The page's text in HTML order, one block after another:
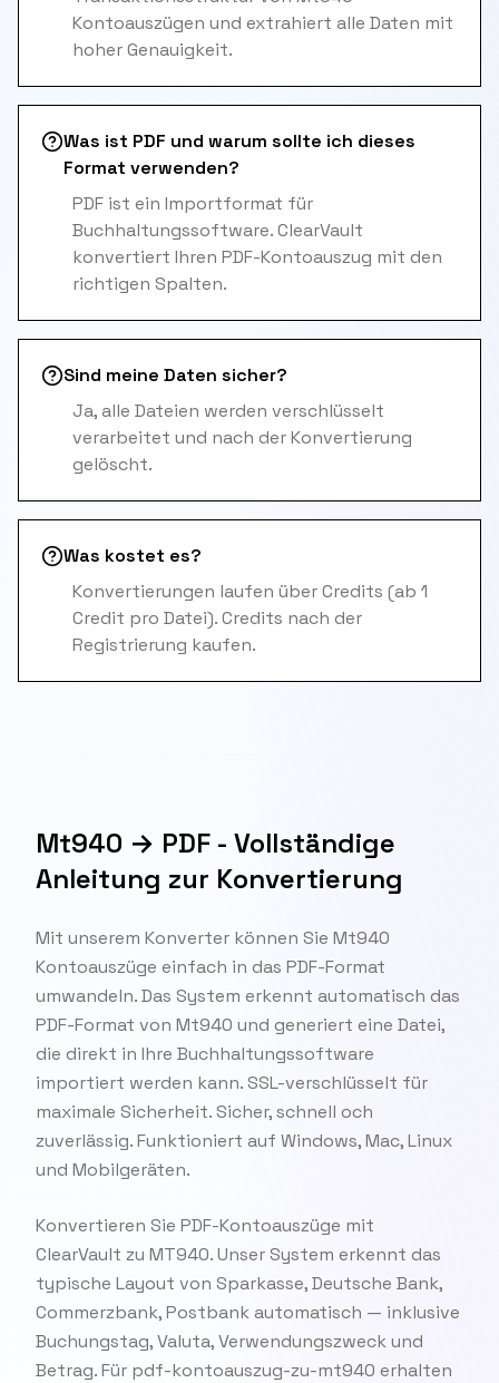
Kontoauszügen und extrahiert alle Daten mit
hoher Genauigkeit.
Was ist PDF und warum sollte ich dieses
Format verwenden?
PDF ist ein Importformat für
Buchhaltungssoftware. ClearVault
konvertiert Ihren PDF-Kontoauszug mit den
richtigen Spalten.
Sind meine Daten sicher?
Ja, alle Dateien werden verschlüsselt
verarbeitet und nach der Konvertierung
gelöscht.
Was kostet es?
Konvertierungen laufen über Credits (ab 1
Credit pro Datei). Credits nach der
Registrierung kaufen.
Mt940 → PDF - Vollständige
Anleitung zur Konvertierung
Mit unserem Konverter können Sie Mt940
Kontoauszüge einfach in das PDF-Format
umwandeln. Das System erkennt automatisch das
PDF-Format von Mt940 und generiert eine Datei,
die direkt in Ihre Buchhaltungssoftware
importiert werden kann. SSL-verschlüsselt für
maximale Sicherheit. Sicher, schnell och
zuverlässig. Funktioniert auf Windows, Mac, Linux
und Mobilgeräten.
Konvertieren Sie PDF-Kontoauszüge mit
ClearVault zu MT940. Unser System erkennt das
typische Layout von Sparkasse, Deutsche Bank,
Commerzbank, Postbank automatisch — inklusive
Buchungstag, Valuta, Verwendungszweck und
Betrag. Für pdf-kontoauszug-zu-mt940 erhalten